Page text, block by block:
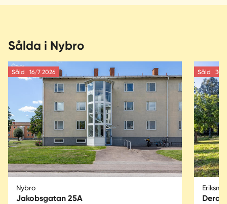
Sålda i Nybro
Såld 16/7 2026
Nybro
Jakobsgatan 25A
Såld 30/